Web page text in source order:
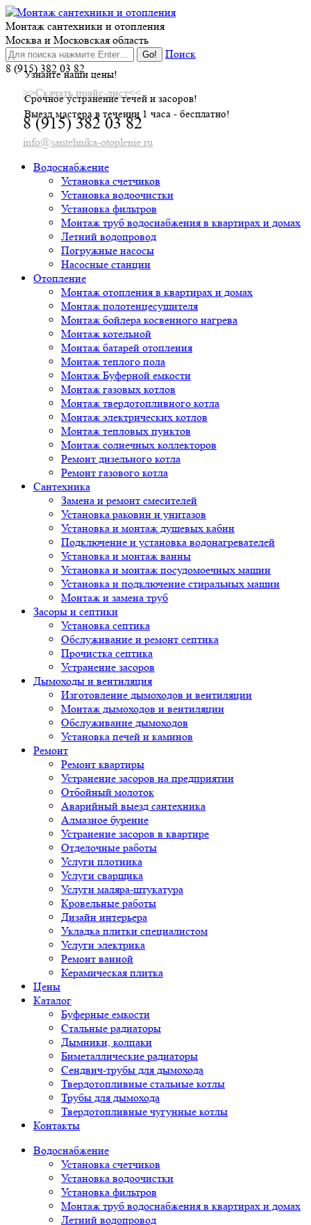
Skip
to
content
Монтаж сантехники и отопления
Москва и Московская область
Поиск
8 (915) 382 03 82
Узнайте наши цены!
>>Скачать прайс-лист<<
Срочное устранение течей и засоров!
Выезд мастера в течении 1 часа - бесплатно!
8 (915) 382 03 82
info@santehnika-otoplenie.ru
Водоснабжение
Установка счетчиков
Установка водоочистки
Установка фильтров
Монтаж труб водоснабжения в квартирах и домах
Летний водопровод
Погружные насосы
Насосные станции
Отопление
Монтаж отопления в квартирах и домах
Монтаж полотенцесушителя
Монтаж бойлера косвенного нагрева
Монтаж котельной
Монтаж батарей отопления
Монтаж теплого пола
Монтаж Буферной емкости
Монтаж газовых котлов
Монтаж твердотопливного котла
Монтаж электрических котлов
Монтаж тепловых пунктов
Монтаж солнечных коллекторов
Ремонт дизельного котла
Ремонт газового котла
Cантехника
Замена и ремонт смесителей
Установка раковин и унитазов
Установка и монтаж душевых кабин
Подключение и установка водонагревателей
Установка и монтаж ванны
Установка и монтаж посудомоечных машин
Установка и подключение стиральных машин
Монтаж и замена труб
Засоры и септики
Установка септика
Обслуживание и ремонт септика
Прочистка септика
Устранение засоров
Дымоходы и вентиляция
Изготовление дымоходов и вентиляции
Монтаж дымоходов и вентиляции
Обслуживание дымоходов
Установка печей и каминов
Ремонт
Ремонт квартиры
Устранение засоров на предприятии
Отбойный молоток
Аварийный выезд сантехника
Алмазное бурение
Устранение засоров в квартире
Отделочные работы
Услуги плотника
Услуги сварщика
Услуги маляра-штукатура
Кровельные работы
Дизайн интерьера
Укладка плитки специалистом
Услуги электрика
Ремонт ванной
Керамическая плитка
Цены
Каталог
Буферные емкости
Стальные радиаторы
Дымники, колпаки
Биметаллические радиаторы
Сендвич-трубы для дымохода
Твердотопливные стальные котлы
Трубы для дымохода
Твердотопливные чугунные котлы
Контакты
Водоснабжение
Установка счетчиков
Установка водоочистки
Установка фильтров
Монтаж труб водоснабжения в квартирах и домах
Летний водопровод